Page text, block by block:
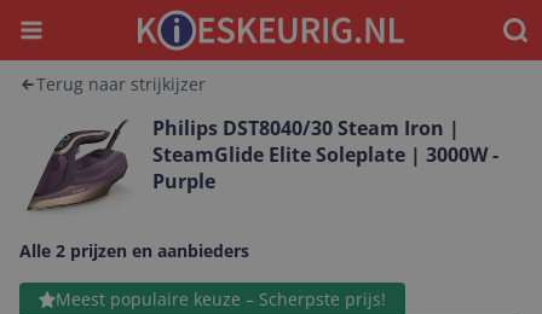
Menu
Terug naar strijkijzer
Philips DST8040/30 Steam Iron |
SteamGlide Elite Soleplate | 3000W -
Purple
Alle 2 prijzen en aanbieders
Meest populaire keuze – Scherpste prijs!
Bekijk product